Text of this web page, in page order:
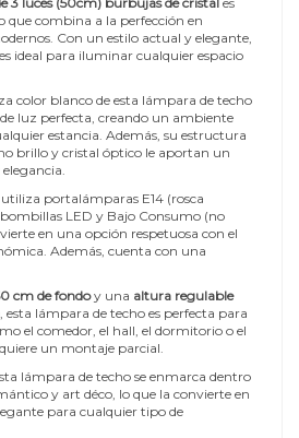
que combina a la perfección en
Con un estilo actual y elegante,
ideal para iluminar cualquier espacio
color blanco de esta lámpara de techo
luz perfecta, creando un ambiente
estancia. Además, su estructura
brillo y cristal óptico le aportan un
portalámparas E14 (rosca
LED y Bajo Consumo (no
en una opción respetuosa con el
Además, cuenta con una
cm de fondoy una altura regulable
, esta lámpara de techo es perfecta para
el comedor, el hall, el dormitorio o el
un montaje parcial.
lámpara de techo se enmarca dentro
y art déco, lo que la convierte en
para cualquier tipo de